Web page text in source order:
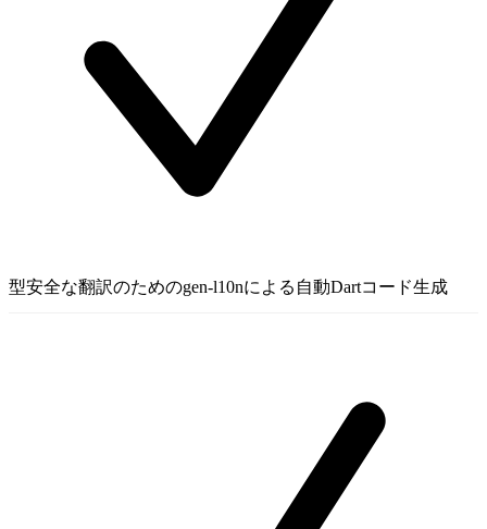
型安全な翻訳のためのgen-l10nによる自動Dartコード生成